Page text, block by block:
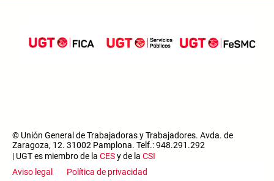
© Unión General de Trabajadoras y Trabajadores. Avda. de
Zaragoza, 12. 31002 Pamplona. Telf.: 948.291.292
| UGT es miembro de la CESy de la CSI
Aviso legal
Política de privacidad